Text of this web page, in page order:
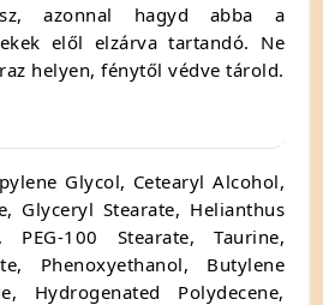
azonnal hagyd abba a
elől elzárva tartandó. Ne
helyen, fénytől védve tárold.
Glycol, Cetearyl Alcohol,
Glyceryl Stearate, Helianthus
100 Stearate, Taurine,
Phenoxyethanol, Butylene
Hydrogenated Polydecene,